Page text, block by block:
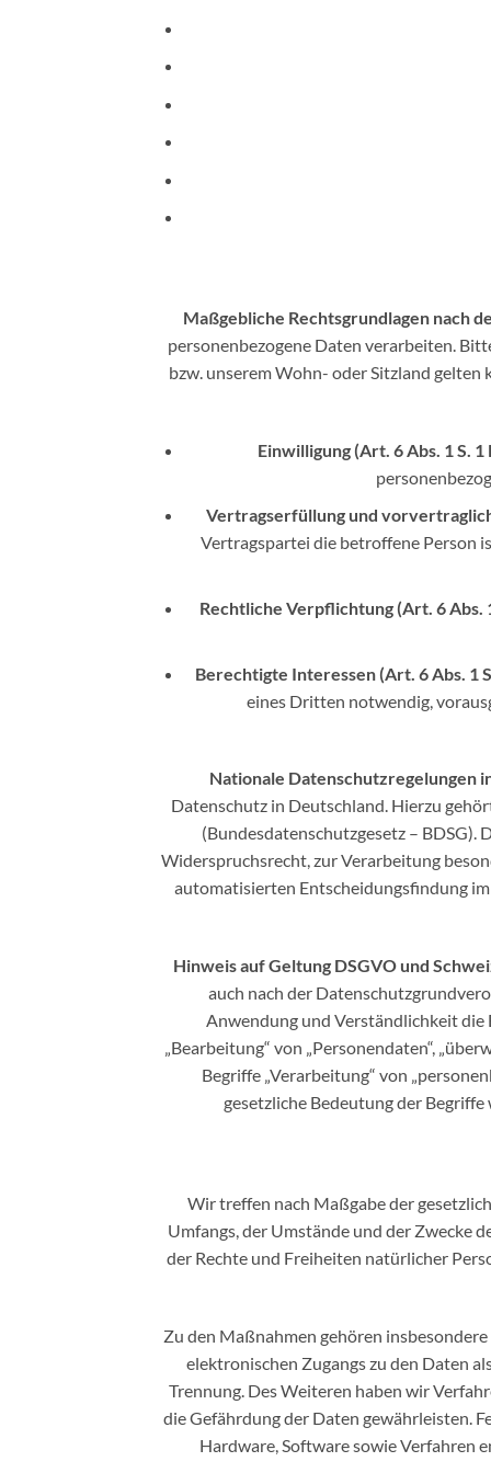
Maßgebliche Rechtsgrundlagen nach
personenbezogene Daten verarbeiten.
bzw. unserem Wohn- oder Sitzland gelten
Einwilligung (Art. 6 Abs. 1 S. 1
Vertragserfüllung und
Vertragspartei die betroffene Person
Rechtliche Verpflichtung (Art. 6 Abs.
Berechtigte Interessen (Art. 6 Abs. 1
eines Dritten notwendig,
Nationale Datenschutzregelungen
Datenschutz in Deutschland. Hierzu
(Bundesdatenschutzgesetz – BDSG).
Widerspruchsrecht, zur Verarbeitung
automatisierten Entscheidungsfindung
Hinweis auf Geltung DSGVO und
auch nach der
Anwendung und Verständlichkeit die
„Bearbeitung“ von „Personendaten“,
Begriffe „Verarbeitung“ von
gesetzliche Bedeutung der
Wir treffen nach Maßgabe der
Umfangs, der Umstände und der Zwecke
der Rechte und Freiheiten natürlicher
Zu den Maßnahmen gehören
elektronischen Zugangs zu den Daten
Trennung. Des Weiteren haben wir
die Gefährdung der Daten gewährleisten.
Hardware, Software sowie Verfahren